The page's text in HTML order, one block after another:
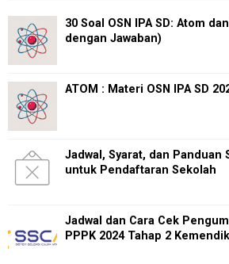
30 Soal OSN IPA SD: Atom
dengan Jawaban)
ATOM : Materi OSN IPA SD
Jadwal, Syarat, dan Panduan
untuk Pendaftaran Sekolah
Jadwal dan Cara Cek
PPPK 2024 Tahap 2